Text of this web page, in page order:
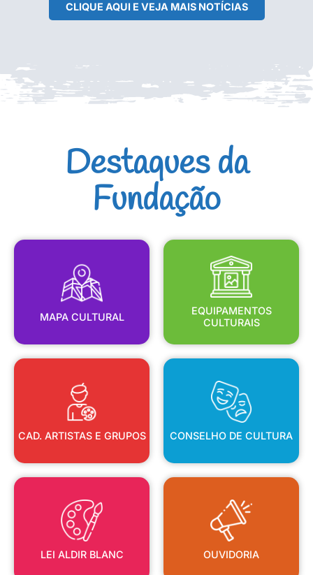
CLIQUE AQUI E VEJA MAIS NOTÍCIAS
Destaques da
Fundação
MAPA CULTURAL
MAPA CULTURAL
EQUIPAMENTOS
CULTURAIS
EQUIPAMENTOS
CULTURAIS
CAD. ARTISTAS E GRUPOS
CAD. ARTISTAS E GRUPOS
CONSELHO DE CULTURA
CONSELHO DE CULTURA
LEI ALDIR BLANC
LEI ALDIR BLANC
OUVIDORIA
OUVIDORIA